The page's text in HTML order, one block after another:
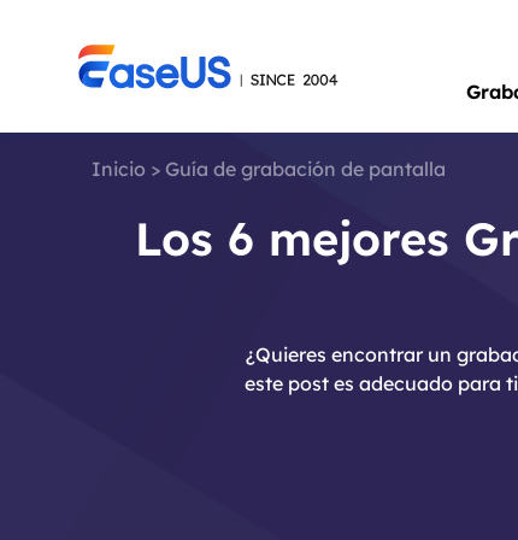
Inicio > Guía de grabación de pantalla
Los 6 mejores
¿Quieres encontrar un
este post es adecuado para